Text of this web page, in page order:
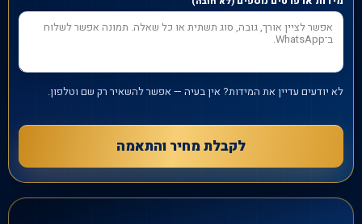
לא יודעים עדיין את המידות? אין בעיה — אפשר להשאיר רק שם וטלפון.
לקבלת מחיר והתאמה